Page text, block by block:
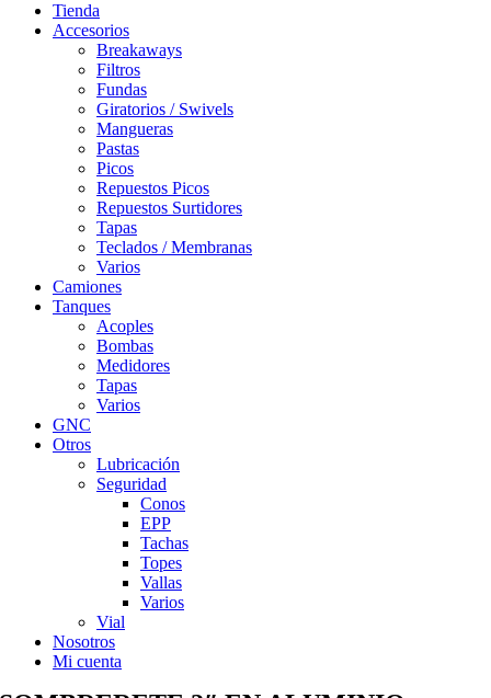
Tienda
Accesorios
Breakaways
Filtros
Fundas
Giratorios / Swivels
Mangueras
Pastas
Picos
Repuestos Picos
Repuestos Surtidores
Tapas
Teclados / Membranas
Varios
Camiones
Tanques
Acoples
Bombas
Medidores
Tapas
Varios
GNC
Otros
Lubricación
Seguridad
Conos
EPP
Tachas
Topes
Vallas
Varios
Vial
Nosotros
Mi cuenta